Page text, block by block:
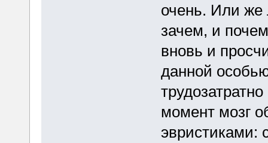
очень. Или
зачем, и
вновь и
данной
момент мозг